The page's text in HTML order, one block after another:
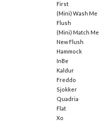
First
(Mini) Wash Me
Flush
(Mini) Match Me
New Flush
Hammock
InBe
Kaldur
Freddo
Sjokker
Quadria
Flat
Xo